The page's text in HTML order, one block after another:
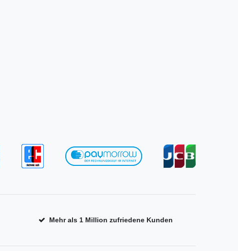
Mehr als 1 Million zufriedene Kunden